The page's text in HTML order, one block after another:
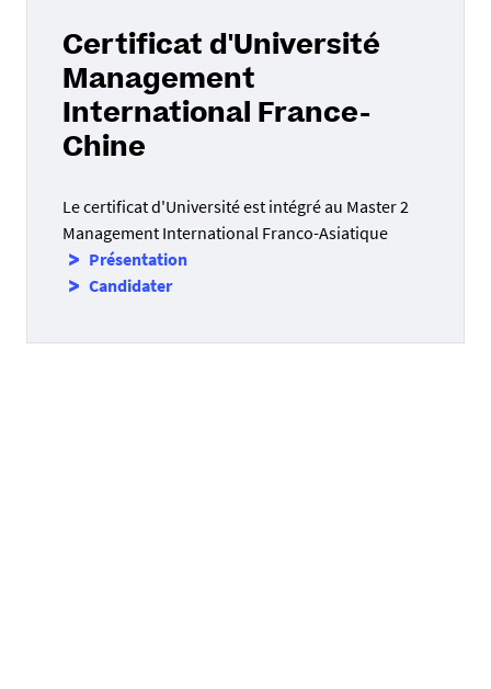
Certificat d'Université
Management
International France-
Chine
Le certificat d'Université est intégré au Master 2
Management International Franco-Asiatique
Présentation
Candidater